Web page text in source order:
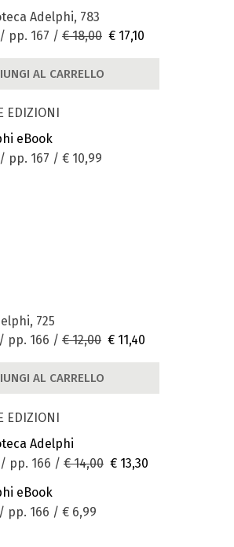
Adelphi, 783
pp. 167 / € 18,00 € 17,10
AL CARRELLO
EDIZIONI
eBook
pp. 167 / € 10,99
725
pp. 166 / € 12,00 € 11,40
AL CARRELLO
EDIZIONI
Adelphi
pp. 166 / € 14,00 € 13,30
eBook
pp. 166 / € 6,99